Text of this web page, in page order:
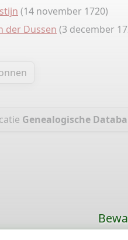
(14 november 1720)
der Dussen (3 december
Genealogische